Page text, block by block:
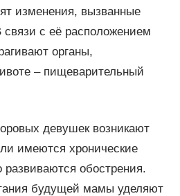
изменения, вызванные
с её расположением
органы,
– пищеварительный
девушек возникают
имеются хронические
развиваются обострения.
будущей мамы уделяют